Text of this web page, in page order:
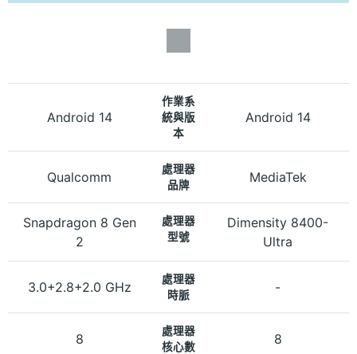
Android 14
作業系
統與版
本
Android 14
Qualcomm
處理器
品牌
MediaTek
Snapdragon 8 Gen
2
處理器
型號
Dimensity 8400-
Ultra
3.0+2.8+2.0 GHz
處理器
時脈
-
8
處理器
核心數
8